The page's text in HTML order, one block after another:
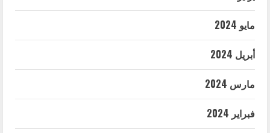
مايو 2024
أبريل 2024
مارس 2024
فبراير 2024